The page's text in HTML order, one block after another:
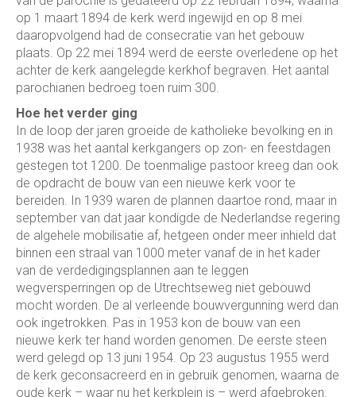
op 1 maart 1894 de kerk werd ingewijd en op 8 mei
daaropvolgend had de consecratie van het gebouw
plaats. Op 22 mei 1894 werd de eerste overledene op het
achter de kerk aangelegde kerkhof begraven. Het aantal
parochianen bedroeg toen ruim 300.
Hoe het verder ging
In de loop der jaren groeide de katholieke bevolking en in
1938 was het aantal kerkgangers op zon- en feestdagen
gestegen tot 1200. De toenmalige pastoor kreeg dan ook
de opdracht de bouw van een nieuwe kerk voor te
bereiden. In 1939 waren de plannen daartoe rond, maar in
september van dat jaar kondigde de Nederlandse regering
de algehele mobilisatie af, hetgeen onder meer inhield dat
binnen een straal van 1000 meter vanaf de in het kader
van de verdedigingsplannen aan te leggen
wegversperringen op de Utrechtseweg niet gebouwd
mocht worden. De al verleende bouwvergunning werd dan
ook ingetrokken. Pas in 1953 kon de bouw van een
nieuwe kerk ter hand worden genomen. De eerste steen
werd gelegd op 13 juni 1954. Op 23 augustus 1955 werd
de kerk geconsacreerd en in gebruik genomen, waarna de
oude kerk – waar nu het kerkplein is – werd afgebroken.